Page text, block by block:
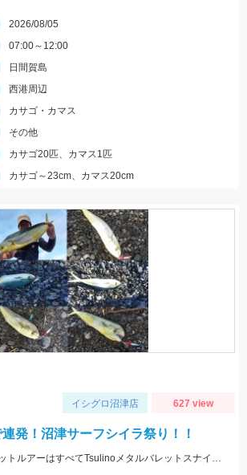
2026/08/05
07:00～12:00
日間賀島
西港周辺
カサゴ・カマス
その他
カサゴ20匹、カマス1匹
カサゴ～23cm、カマス20cm
イシグロ沼津店 627 view
発！沼津サーフシイラ祭り！！
ヒットは20回以上！ヒットルアーはすべてTsulinoメタルバレットスナイパー40ｇでした。